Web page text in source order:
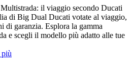
il viaggio secondo Ducati
di Big Dual Ducati votate al viaggio,
di garanzia. Esplora la gamma
e scegli il modello più adatto alle tue